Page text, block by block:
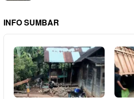
INFO SUMBAR